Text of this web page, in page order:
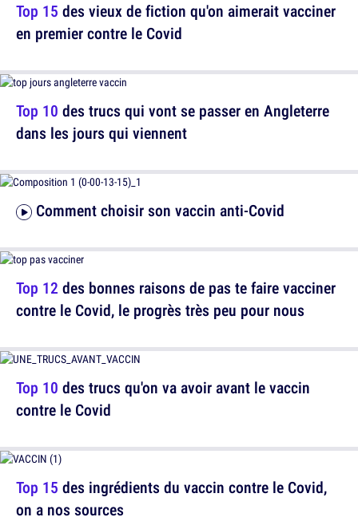
Top 10 des trucs qui vont se passer en Angleterre
dans les jours qui viennent
Top 12 des bonnes raisons de pas te faire vacciner
contre le Covid, le progrès très peu pour nous
Top 15 des ingrédients du vaccin contre le Covid,
on a nos sources
Top 15 des vieux de fiction qu'on aimerait vacciner
en premier contre le Covid
Comment choisir son vaccin anti-Covid
Top 10 des trucs qu'on va avoir avant le vaccin
contre le Covid